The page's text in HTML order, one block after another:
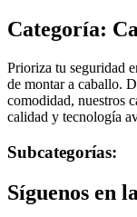
Categoría:
Prioriza tu seguridad
de montar a caballo.
comodidad, nuestros
calidad y tecnología
Subcategorías:
Síguenos en